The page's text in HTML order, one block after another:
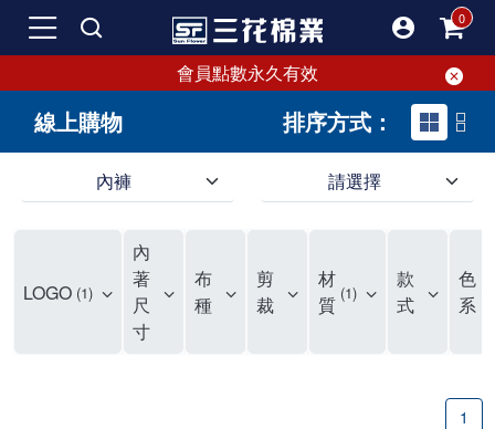
會員點數永久有效
線上購物 排序方式：
內褲 請選擇
LOGO 1
內
著
尺
寸
布
種
剪
裁
材
質 1
款
式
色
系
1